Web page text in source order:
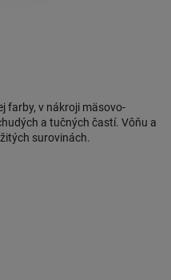
farby, v nákroji mäsovo-
a tučných častí. Vôňu a
surovinách.